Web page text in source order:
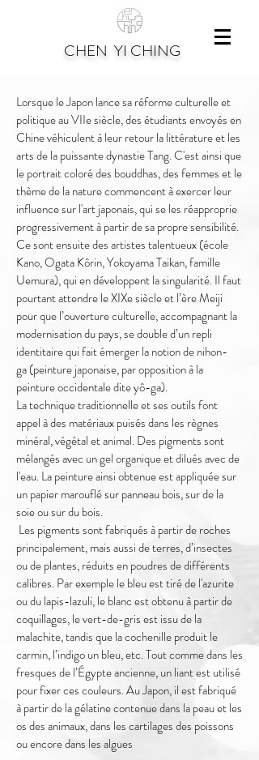
CHEN YI CHING
Lorsque le Japon lance sa réforme culturelle et
politique au VIIe siècle, des étudiants envoyés en
Chine véhiculent à leur retour la littérature et les
arts de la puissante dynastie Tang. C'est ainsi que
le portrait coloré des bouddhas, des femmes et le
thème de la nature commencent à exercer leur
influence sur l'art japonais, qui se les réapproprie
progressivement à partir de sa propre sensibilité.
Ce sont ensuite des artistes talentueux (école
Kano, Ogata Kôrin, Yokoyama Taikan, famille
Uemura), qui en développent la singularité. Il faut
pourtant attendre le XIXe siècle et l’ère Meiji
pour que l’ouverture culturelle, accompagnant la
modernisation du pays, se double d’un repli
identitaire qui fait émerger la notion de nihon-
ga (peinture japonaise, par opposition à la
peinture occidentale dite yô-ga).
​La technique traditionnelle et ses outils font
appel à des matériaux puisés dans les règnes
minéral, végétal et animal. Des pigments sont
mélangés avec un gel organique et dilués avec de
l'eau. La peinture ainsi obtenue est appliquée sur
un papier marouflé sur panneau bois, sur de la
soie ou sur du bois.
​ Les pigments sont fabriqués à partir de roches
principalement, mais aussi de terres, d’insectes
ou de plantes, réduits en poudres de différents
calibres. Par exemple le bleu est tiré de l'azurite
ou du lapis-lazuli, le blanc est obtenu à partir de
coquillages, le vert-de-gris est issu de la
malachite, tandis que la cochenille produit le
carmin, l’indigo un bleu, etc. Tout comme dans les
fresques de l’Égypte ancienne, un liant est utilisé
pour fixer ces couleurs. Au Japon, il est fabriqué
à partir de la gélatine contenue dans la peau et les
os des animaux, dans les cartilages des poissons
ou encore dans les algues